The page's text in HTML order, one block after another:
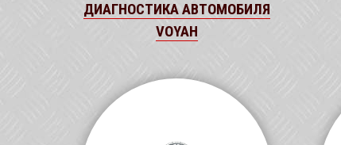
ДИАГНОСТИКА АВТОМОБИЛЯ
VOYAH